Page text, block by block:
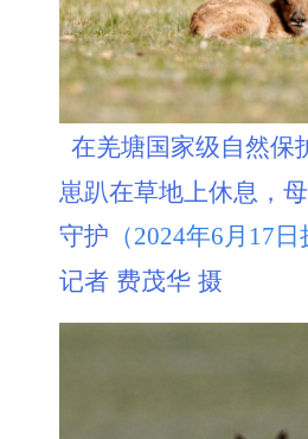
在羌塘国家级自然保
崽趴在草地上休息，
守护 （2024年6月17日
记者 费茂华 摄